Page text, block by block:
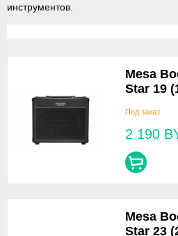
инструментов.
Mesa
Star 19
Под заказ
2 190
Mesa
Star 23